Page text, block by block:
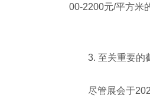
00-2200元/平方米
3. 至关重要的
尽管展会于